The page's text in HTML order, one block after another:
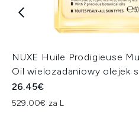
NUXE Huile Prodigieuse
Oil wielozadaniowy olejek
26.45€
529.00€ za L